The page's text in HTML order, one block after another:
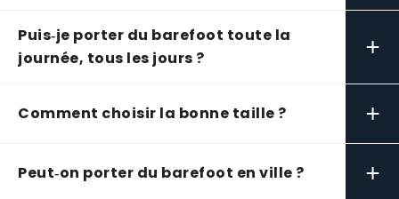
Puis‑je porter du barefoot toute la
journée, tous les jours ?
+
Comment choisir la bonne taille ? +
Peut‑on porter du barefoot en ville ? +